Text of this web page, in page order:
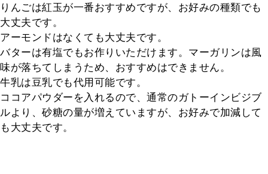
りんごは紅玉が一番おすすめですが、お好みの種類でも
大丈夫です。
アーモンドはなくても大丈夫です。
バターは有塩でもお作りいただけます。マーガリンは風
味が落ちてしまうため、おすすめはできません。
牛乳は豆乳でも代用可能です。
ココアパウダーを入れるので、通常のガトーインビジブ
ルより、砂糖の量が増えていますが、お好みで加減して
も大丈夫です。